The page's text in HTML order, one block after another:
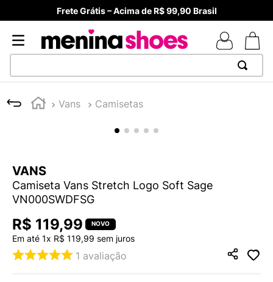
Frete Grátis – Acima de R$ 99,90 Brasil
Vans Camisetas
VANS
Camiseta Vans Stretch Logo Soft Sage
VN000SWDFSG
R$ 119,99
Em até 1x R$ 119,99 sem juros
1 avaliação
1
TÊNIS NEWS BALANCE 530
4º
MELISSAS MINI BABY
5 º
ADIDAS
º
7 º
MELISSA SLIDE
8º
NEW 530